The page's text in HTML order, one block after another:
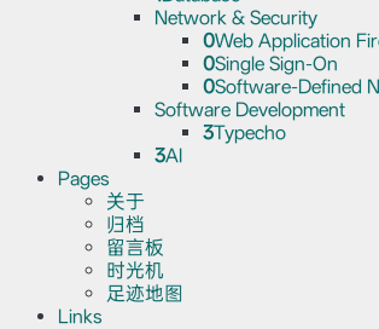
Network & Security
0Web Application
0Single Sign-On
0Software-Defined
Software Development
3Typecho
3AI
Pages
关于
归档
留言板
时光机
足迹地图
Links